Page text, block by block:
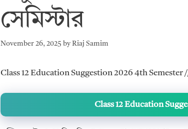
সেমিস্টার
November 26, 2025 by Riaj Samim
Class 12 Education Suggestion 2026 4th Semester //
Class 12 Education